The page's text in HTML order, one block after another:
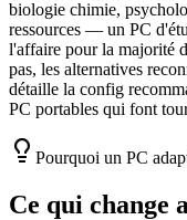
biologie chimie,
ressources — un PC
l'affaire pour la majorité
pas, les alternatives
détaille la config
PC portables qui font
Pourquoi un PC
Ce qui change